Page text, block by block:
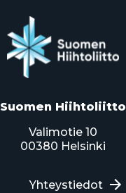
Suomen Hiihtoliitto
Valimotie 10
00380 Helsinki
Yhteystiedot